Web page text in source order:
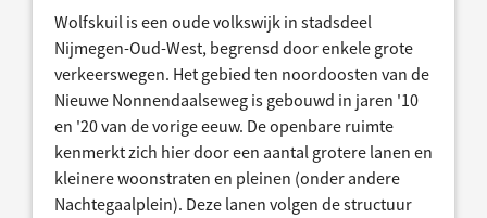
Wolfskuil is een oude volkswijk in stadsdeel
Nijmegen-Oud-West, begrensd door enkele grote
verkeerswegen. Het gebied ten noordoosten van de
Nieuwe Nonnendaalseweg is gebouwd in jaren '10
en '20 van de vorige eeuw. De openbare ruimte
kenmerkt zich hier door een aantal grotere lanen en
kleinere woonstraten en pleinen (onder andere
Nachtegaalplein). Deze lanen volgen de structuur